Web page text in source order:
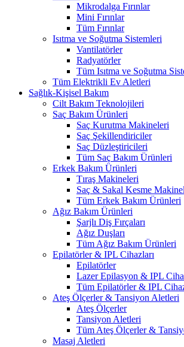
Mikrodalga Fırınlar
Mini Fırınlar
Tüm Fırınlar
Isıtma ve Soğutma Sistemleri
Vantilatörler
Radyatörler
Tüm Isıtma ve Soğutma
Tüm Elektrikli Ev Aletleri
Sağlık-Kişisel Bakım
Cilt Bakım Teknolojileri
Saç Bakım Ürünleri
Saç Kurutma Makineleri
Saç Şekillendiriciler
Saç Düzleştiricileri
Tüm Saç Bakım Ürünleri
Erkek Bakım Ürünleri
Tıraş Makineleri
Saç & Sakal Kesme
Tüm Erkek Bakım Ürünleri
Ağız Bakım Ürünleri
Şarjlı Diş Fırçaları
Ağız Duşları
Tüm Ağız Bakım Ürünleri
Epilatörler & IPL Cihazları
Epilatörler
Lazer Epilasyon & IPL
Tüm Epilatörler & IPL
Ateş Ölçerler & Tansiyon Aletleri
Ateş Ölçerler
Tansiyon Aletleri
Tüm Ateş Ölçerler &
Masaj Aletleri